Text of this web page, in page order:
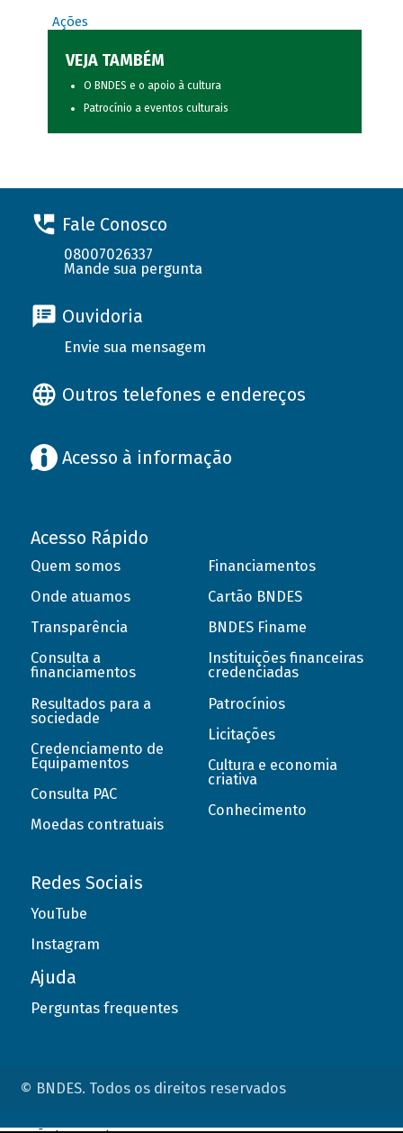
Ações
VEJA TAMBÉM
O BNDES e o apoio à cultura
Patrocínio a eventos culturais
Fale Conosco
08007026337
Mande sua pergunta
Ouvidoria
Envie sua mensagem
Outros telefones e endereços
Acesso à informação
Acesso Rápido
Quem somos
Onde atuamos
Transparência
Consulta a
financiamentos
Resultados para a
sociedade
Credenciamento de
Equipamentos
Consulta PAC
Moedas contratuais
Financiamentos
Cartão BNDES
BNDES Finame
Instituições financeiras
credenciadas
Patrocínios
Licitações
Cultura e economia
criativa
Conhecimento
Redes Sociais
YouTube
Instagram
Ajuda
Perguntas frequentes
© BNDES. Todos os direitos reservados